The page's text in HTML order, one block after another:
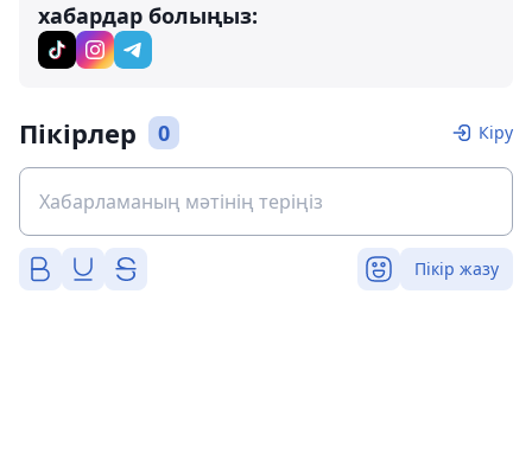
хабардар болыңыз:
Пікірлер 0 Кіру
Пікір жазу